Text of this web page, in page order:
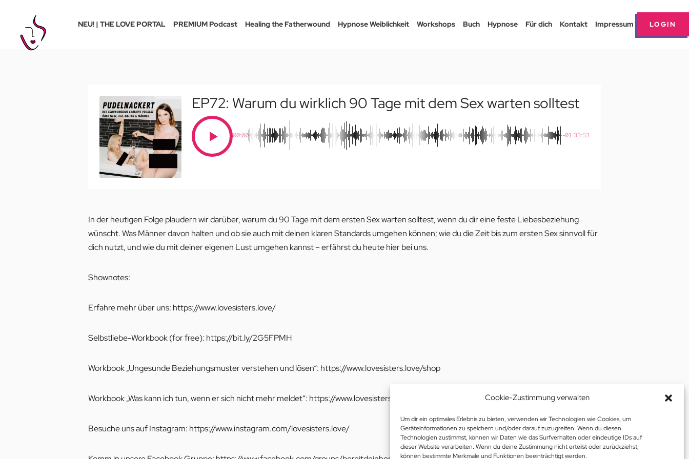
Cookie-Zustimmung verwalten
Um dir ein optimales Erlebnis zu bieten, verwenden wir Technologien wie Cookies, um
Geräteinformationen zu speichern und/oder darauf zuzugreifen. Wenn du diesen
Technologien zustimmst, können wir Daten wie das Surfverhalten oder eindeutige IDs auf
dieser Website verarbeiten. Wenn du deine Zustimmung nicht erteilst oder zurückziehst,
können bestimmte Merkmale und Funktionen beeinträchtigt werden.
NEU! | THE LOVE PORTAL PREMIUM Podcast Healing the Fatherwound Hypnose Weiblichkeit Workshops Buch Hypnose Für dich Kontakt Impressum LOGIN
EP72: Warum du wirklich 90 Tage mit dem Sex warten solltest
00:00 -01:33:53
In der heutigen Folge plaudern wir darüber, warum du 90 Tage mit dem ersten Sex warten solltest, wenn du dir eine feste Liebesbeziehung
wünscht. Was Männer davon halten und ob sie auch mit deinen klaren Standards umgehen können; wie du die Zeit bis zum ersten Sex sinnvoll für
dich nutzt, und wie du mit deiner eigenen Lust umgehen kannst – erfährst du heute hier bei uns.
Shownotes:
Erfahre mehr über uns: https://www.lovesisters.love/
Selbstliebe-Workbook (for free): https://bit.ly/2G5FPMH
Workbook „Ungesunde Beziehungsmuster verstehen und lösen“: https://www.lovesisters.love/shop
Workbook „Was kann ich tun, wenn er sich nicht mehr meldet“: https://www.lovesisters.love/shop
Besuche uns auf Instagram: https://www.instagram.com/lovesisters.love/